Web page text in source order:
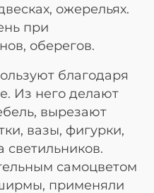
ожерельях.
при
оберегов.
благодаря
Из него делают
вырезают
вазы, фигурки,
светильников.
самоцветом
применяли